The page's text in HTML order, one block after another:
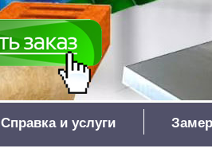
Справка и услуги